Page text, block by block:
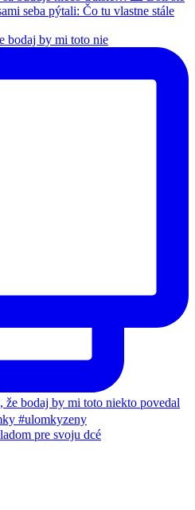
bodaj by mi toto nie
pre svoju dcé